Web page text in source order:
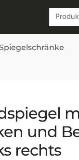
Suchen
und
rechts